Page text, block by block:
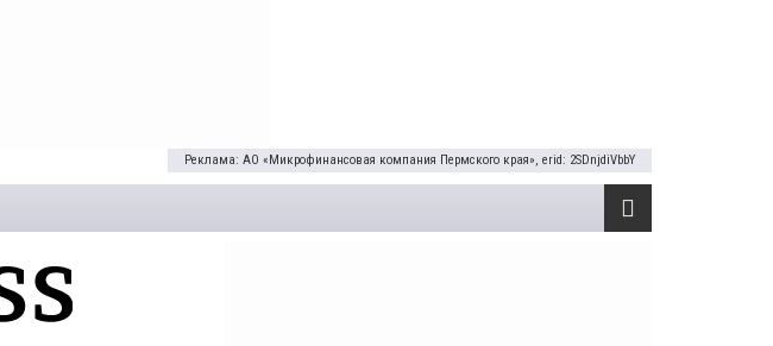
Реклама: АО «Микрофинансовая компания Пермского края», erid: 2SDnjdiVbbY